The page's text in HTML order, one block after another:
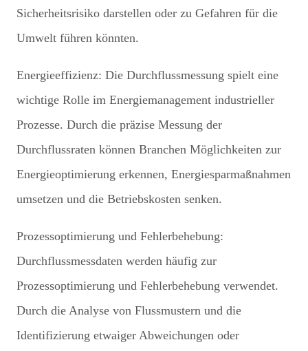
Sicherheitsrisiko darstellen oder zu Gefahren für die
Umwelt führen könnten.
Energieeffizienz: Die Durchflussmessung spielt eine
wichtige Rolle im Energiemanagement industrieller
Prozesse. Durch die präzise Messung der
Durchflussraten können Branchen Möglichkeiten zur
Energieoptimierung erkennen, Energiesparmaßnahmen
umsetzen und die Betriebskosten senken.
Prozessoptimierung und Fehlerbehebung:
Durchflussmessdaten werden häufig zur
Prozessoptimierung und Fehlerbehebung verwendet.
Durch die Analyse von Flussmustern und die
Identifizierung etwaiger Abweichungen oder